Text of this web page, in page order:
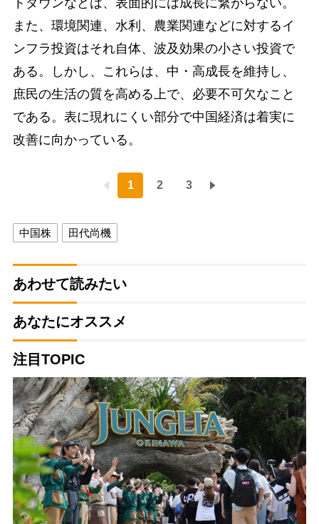
トダウンなどは、表面的には成長に繋がらない。
また、環境関連、水利、農業関連などに対するイ
ンフラ投資はそれ自体、波及効果の小さい投資で
ある。しかし、これらは、中・高成長を維持し、
庶民の生活の質を高める上で、必要不可欠なこと
である。表に現れにくい部分で中国経済は着実に
改善に向かっている。
1 2 3
中国株 田代尚機
あわせて読みたい
あなたにオススメ
注目TOPIC